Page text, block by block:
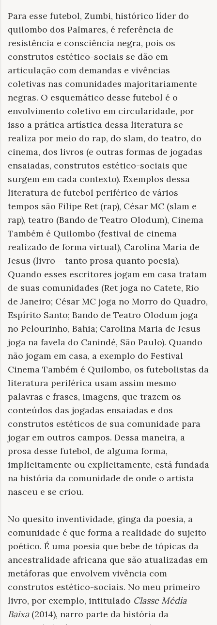
Para esse futebol, Zumbi, histórico líder do
quilombo dos Palmares, é referência de
resistência e consciência negra, pois os
construtos estético-sociais se dão em
articulação com demandas e vivências
coletivas nas comunidades majoritariamente
negras. O esquemático desse futebol é o
envolvimento coletivo em circularidade, por
isso a prática artística dessa literatura se
realiza por meio do rap, do slam, do teatro, do
cinema, dos livros (e outras formas de jogadas
ensaiadas, construtos estético-sociais que
surgem em cada contexto). Exemplos dessa
literatura de futebol periférico de vários
tempos são Filipe Ret (rap), César MC (slam e
rap), teatro (Bando de Teatro Olodum), Cinema
Também é Quilombo (festival de cinema
realizado de forma virtual), Carolina Maria de
Jesus (livro – tanto prosa quanto poesia).
Quando esses escritores jogam em casa tratam
de suas comunidades (Ret joga no Catete, Rio
de Janeiro; César MC joga no Morro do Quadro,
Espírito Santo; Bando de Teatro Olodum joga
no Pelourinho, Bahia; Carolina Maria de Jesus
joga na favela do Canindé, São Paulo). Quando
não jogam em casa, a exemplo do Festival
Cinema Também é Quilombo, os futebolistas da
literatura periférica usam assim mesmo
palavras e frases, imagens, que trazem os
conteúdos das jogadas ensaiadas e dos
construtos estéticos de sua comunidade para
jogar em outros campos. Dessa maneira, a
prosa desse futebol, de alguma forma,
implicitamente ou explicitamente, está fundada
na história da comunidade de onde o artista
nasceu e se criou.
No quesito inventividade, ginga da poesia, a
comunidade é que forma a realidade do sujeito
poético. É uma poesia que bebe de tópicas da
ancestralidade africana que são atualizadas em
metáforas que envolvem vivência com
construtos estético-sociais. No meu primeiro
livro, por exemplo, intitulado Classe Média
Baixa(2014), narro parte da história da